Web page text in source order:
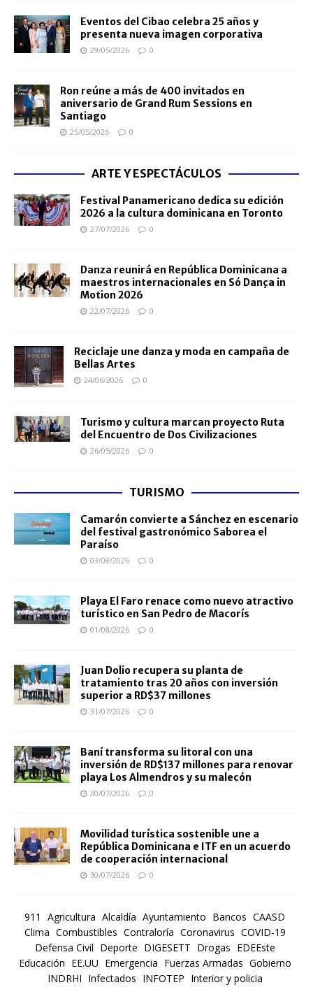
Eventos del Cibao celebra 25 años y
presenta nueva imagen corporativa
29/05/2026 0
Ron reúne a más de 400 invitados en
aniversario de Grand Rum Sessions en
Santiago
25/05/2026 0
ARTE Y ESPECTÁCULOS
Festival Panamericano dedica su edición
2026 a la cultura dominicana en Toronto
27/07/2026 0
Danza reunirá en República Dominicana a
maestros internacionales en Só Dança in
Motion 2026
22/07/2026 0
Reciclaje une danza y moda en campaña de
Bellas Artes
24/06/2026 0
Turismo y cultura marcan proyecto Ruta
del Encuentro de Dos Civilizaciones
26/05/2026 0
TURISMO
Camarón convierte a Sánchez en escenario
del festival gastronómico Saborea el
Paraíso
03/08/2026 0
Playa El Faro renace como nuevo atractivo
turístico en San Pedro de Macorís
01/08/2026 0
Juan Dolio recupera su planta de
tratamiento tras 20 años con inversión
superior a RD$37 millones
31/07/2026 0
Baní transforma su litoral con una
inversión de RD$137 millones para renovar
playa Los Almendros y su malecón
30/07/2026 0
Movilidad turística sostenible une a
República Dominicana e ITF en un acuerdo
de cooperación internacional
30/07/2026 0
911 Agricultura Alcaldía Ayuntamiento Bancos CAASD
Clima Combustibles Contraloría Coronavirus COVID-19
Defensa Civil Deporte DIGESETT Drogas EDEEste
Educación EE.UU Emergencia Fuerzas Armadas Gobierno
INDRHI Infectados INFOTEP Interior y policia